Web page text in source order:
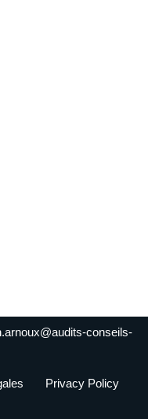
conseils-
Privacy Policy